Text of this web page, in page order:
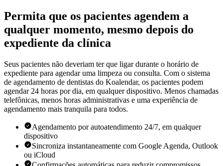
Permita que os pacientes agendem a
qualquer momento, mesmo depois do
expediente da clínica
Seus pacientes não deveriam ter que ligar durante o horário de
expediente para agendar uma limpeza ou consulta. Com o sistema
de agendamento de dentistas do Koalendar, os pacientes podem
agendar 24 horas por dia, em qualquer dispositivo. Menos chamadas
telefônicas, menos horas administrativas e uma experiência de
agendamento mais tranquila para todos.
Agendamento por autoatendimento 24/7, em qualquer
dispositivo
Sincroniza instantaneamente com Google Agenda, Outlook
ou iCloud